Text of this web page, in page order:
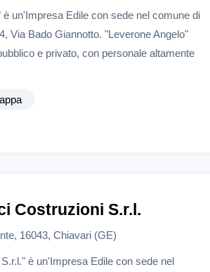
è un'Impresa Edile con sede nel comune di
Via Bado Giannotto. "Leverone Angelo"
e privato, con personale altamente
Costruzioni S.r.l.
16043, Chiavari (GE)
è un'Impresa Edile con sede nel